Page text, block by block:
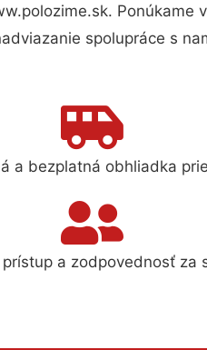
Ponúkame
spolupráce s
a bezplatná obhliadka
a zodpovednosť za